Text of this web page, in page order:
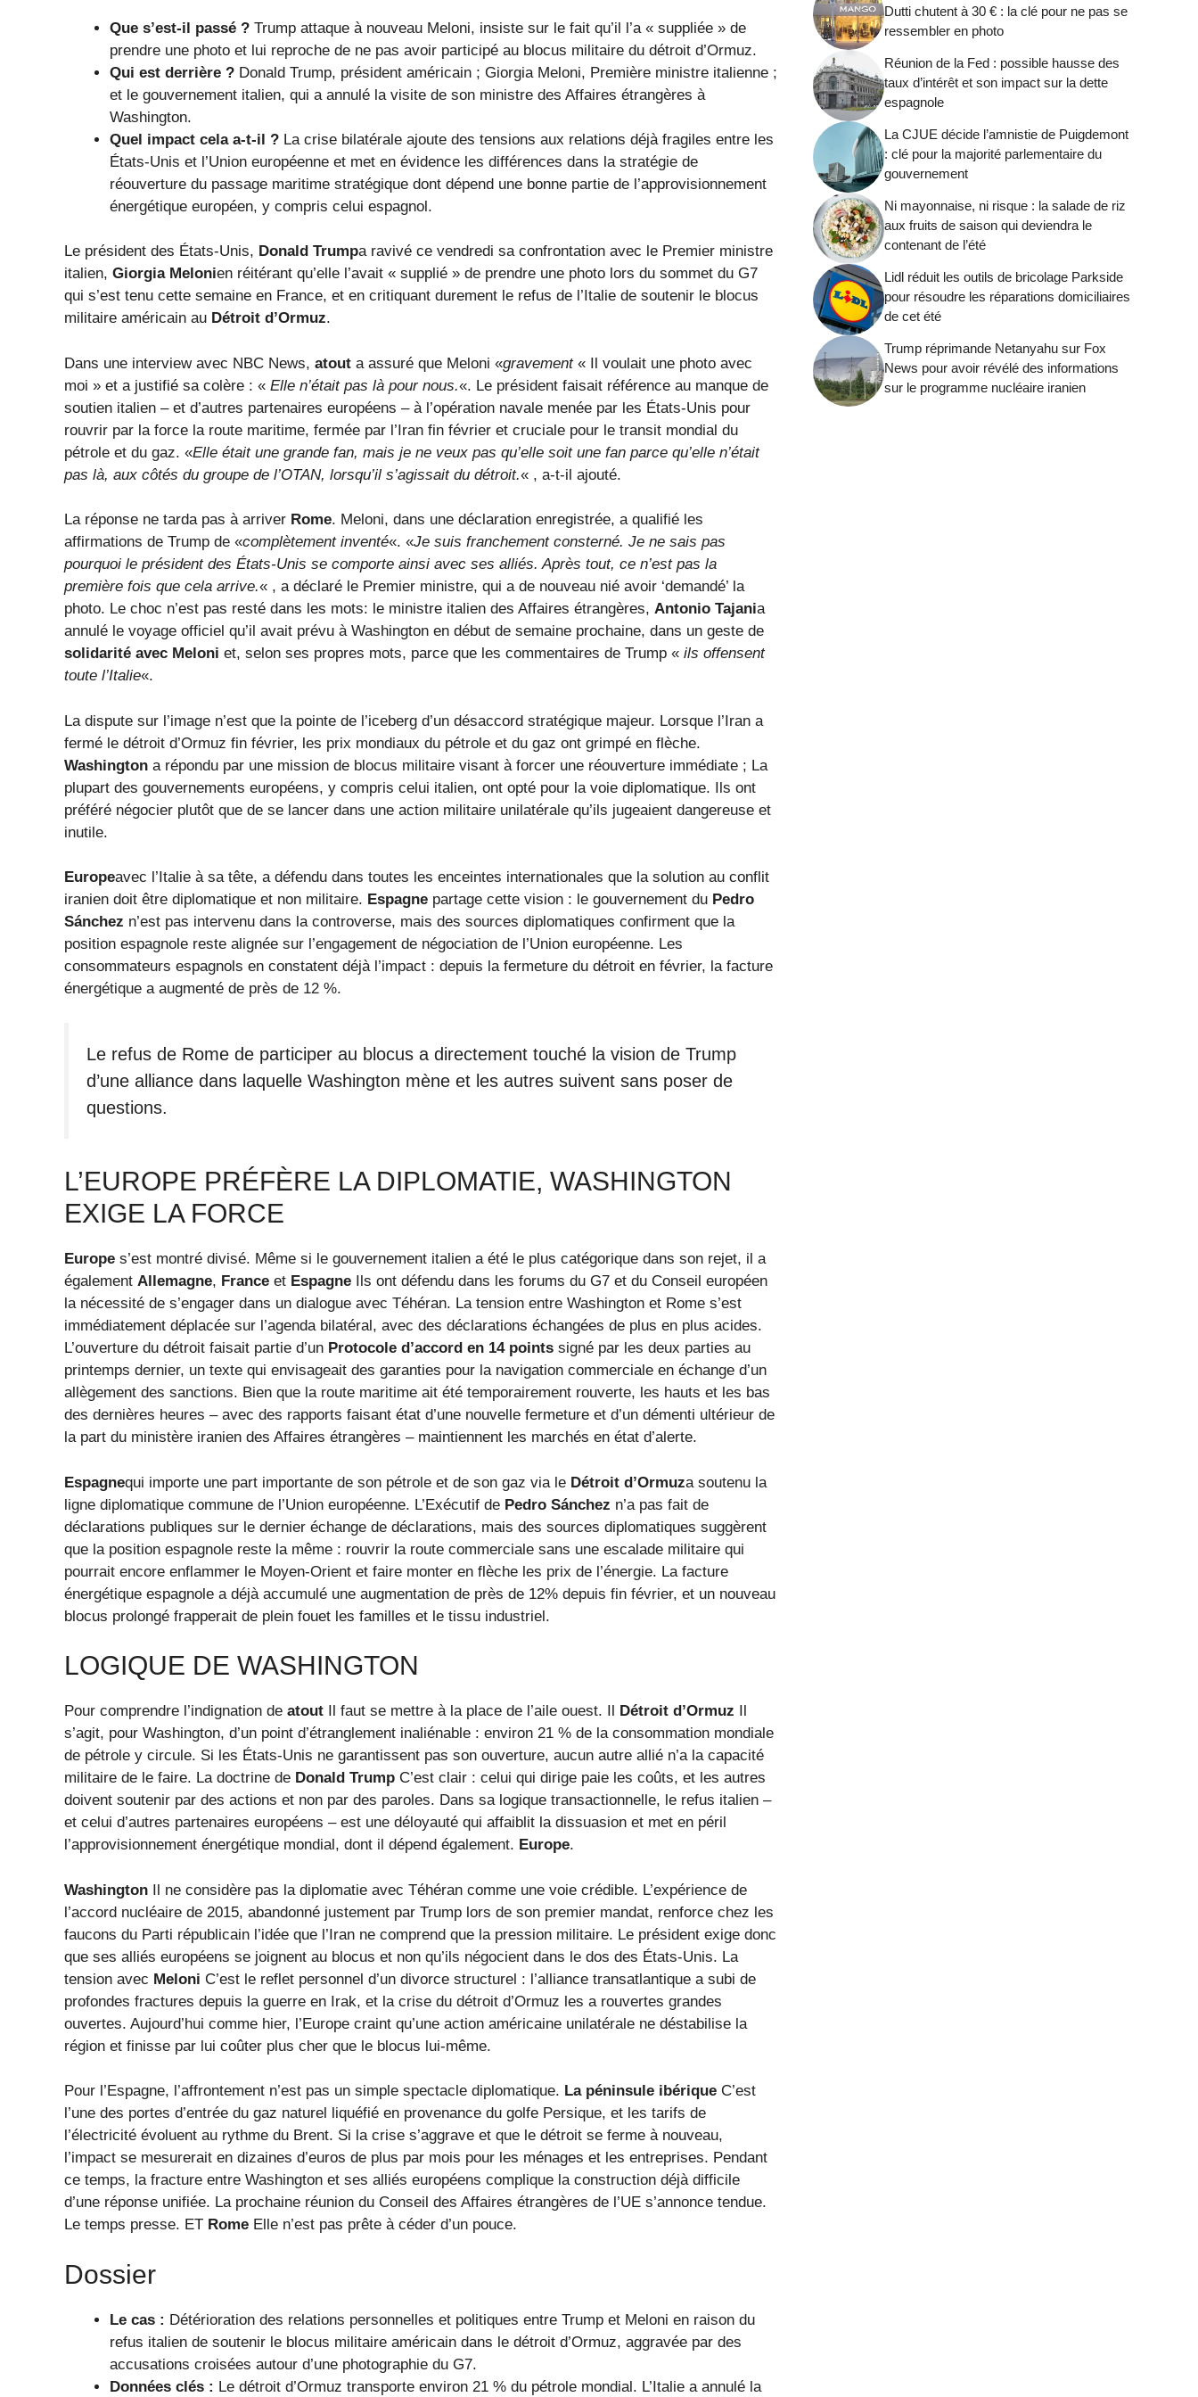
Que s’est-il passé ? Trump attaque à nouveau Meloni, insiste sur le fait qu’il l’a « suppliée » de
prendre une photo et lui reproche de ne pas avoir participé au blocus militaire du détroit d’Ormuz.
Qui est derrière ? Donald Trump, président américain ; Giorgia Meloni, Première ministre italienne ;
et le gouvernement italien, qui a annulé la visite de son ministre des Affaires étrangères à
Washington.
Quel impact cela a-t-il ? La crise bilatérale ajoute des tensions aux relations déjà fragiles entre les
États-Unis et l’Union européenne et met en évidence les différences dans la stratégie de
réouverture du passage maritime stratégique dont dépend une bonne partie de l’approvisionnement
énergétique européen, y compris celui espagnol.
Le président des États-Unis, Donald Trumpa ravivé ce vendredi sa confrontation avec le Premier ministre
italien, Giorgia Melonien réitérant qu’elle l’avait « supplié » de prendre une photo lors du sommet du G7
qui s’est tenu cette semaine en France, et en critiquant durement le refus de l’Italie de soutenir le blocus
militaire américain au Détroit d’Ormuz.
Dans une interview avec NBC News, atout a assuré que Meloni «gravement« Il voulait une photo avec
moi » et a justifié sa colère : « Elle n’était pas là pour nous.«. Le président faisait référence au manque de
soutien italien – et d’autres partenaires européens – à l’opération navale menée par les États-Unis pour
rouvrir par la force la route maritime, fermée par l’Iran fin février et cruciale pour le transit mondial du
pétrole et du gaz. «Elle était une grande fan, mais je ne veux pas qu’elle soit une fan parce qu’elle n’était
pas là, aux côtés du groupe de l’OTAN, lorsqu’il s’agissait du détroit.« , a-t-il ajouté.
La réponse ne tarda pas à arriver Rome. Meloni, dans une déclaration enregistrée, a qualifié les
affirmations de Trump de «complètement inventé«. «Je suis franchement consterné. Je ne sais pas
pourquoi le président des États-Unis se comporte ainsi avec ses alliés. Après tout, ce n’est pas la
première fois que cela arrive.« , a déclaré le Premier ministre, qui a de nouveau nié avoir ‘demandé’ la
photo. Le choc n’est pas resté dans les mots: le ministre italien des Affaires étrangères, Antonio Tajania
annulé le voyage officiel qu’il avait prévu à Washington en début de semaine prochaine, dans un geste de
solidarité avec Meloni et, selon ses propres mots, parce que les commentaires de Trump « ils offensent
toute l’Italie«.
La dispute sur l’image n’est que la pointe de l’iceberg d’un désaccord stratégique majeur. Lorsque l’Iran a
fermé le détroit d’Ormuz fin février, les prix mondiaux du pétrole et du gaz ont grimpé en flèche.
Washington a répondu par une mission de blocus militaire visant à forcer une réouverture immédiate ; La
plupart des gouvernements européens, y compris celui italien, ont opté pour la voie diplomatique. Ils ont
préféré négocier plutôt que de se lancer dans une action militaire unilatérale qu’ils jugeaient dangereuse et
inutile.
Europeavec l’Italie à sa tête, a défendu dans toutes les enceintes internationales que la solution au conflit
iranien doit être diplomatique et non militaire. Espagne partage cette vision : le gouvernement du Pedro
Sánchez n’est pas intervenu dans la controverse, mais des sources diplomatiques confirment que la
position espagnole reste alignée sur l’engagement de négociation de l’Union européenne. Les
consommateurs espagnols en constatent déjà l’impact : depuis la fermeture du détroit en février, la facture
énergétique a augmenté de près de 12 %.
Le refus de Rome de participer au blocus a directement touché la vision de Trump
d’une alliance dans laquelle Washington mène et les autres suivent sans poser de
questions.
L’EUROPE PRÉFÈRE LA DIPLOMATIE, WASHINGTON
EXIGE LA FORCE
Europe s’est montré divisé. Même si le gouvernement italien a été le plus catégorique dans son rejet, il a
également Allemagne, France et Espagne Ils ont défendu dans les forums du G7 et du Conseil européen
la nécessité de s’engager dans un dialogue avec Téhéran. La tension entre Washington et Rome s’est
immédiatement déplacée sur l’agenda bilatéral, avec des déclarations échangées de plus en plus acides.
L’ouverture du détroit faisait partie d’un Protocole d’accord en 14 points signé par les deux parties au
printemps dernier, un texte qui envisageait des garanties pour la navigation commerciale en échange d’un
allègement des sanctions. Bien que la route maritime ait été temporairement rouverte, les hauts et les bas
des dernières heures – avec des rapports faisant état d’une nouvelle fermeture et d’un démenti ultérieur de
la part du ministère iranien des Affaires étrangères – maintiennent les marchés en état d’alerte.
Espagnequi importe une part importante de son pétrole et de son gaz via le Détroit d’Ormuza soutenu la
ligne diplomatique commune de l’Union européenne. L’Exécutif de Pedro Sánchez n’a pas fait de
déclarations publiques sur le dernier échange de déclarations, mais des sources diplomatiques suggèrent
que la position espagnole reste la même : rouvrir la route commerciale sans une escalade militaire qui
pourrait encore enflammer le Moyen-Orient et faire monter en flèche les prix de l’énergie. La facture
énergétique espagnole a déjà accumulé une augmentation de près de 12% depuis fin février, et un nouveau
blocus prolongé frapperait de plein fouet les familles et le tissu industriel.
LOGIQUE DE WASHINGTON
Pour comprendre l’indignation de atout Il faut se mettre à la place de l’aile ouest. Il Détroit d’Ormuz
s’agit, pour Washington, d’un point d’étranglement inaliénable : environ 21 % de la consommation mondiale
de pétrole y circule. Si les États-Unis ne garantissent pas son ouverture, aucun autre allié n’a la capacité
militaire de le faire. La doctrine de Donald Trump C’est clair : celui qui dirige paie les coûts, et les autres
doivent soutenir par des actions et non par des paroles. Dans sa logique transactionnelle, le refus italien –
et celui d’autres partenaires européens – est une déloyauté qui affaiblit la dissuasion et met en péril
l’approvisionnement énergétique mondial, dont il dépend également. Europe.
Washington Il ne considère pas la diplomatie avec Téhéran comme une voie crédible. L’expérience de
l’accord nucléaire de 2015, abandonné justement par Trump lors de son premier mandat, renforce chez les
faucons du Parti républicain l’idée que l’Iran ne comprend que la pression militaire. Le président exige donc
que ses alliés européens se joignent au blocus et non qu’ils négocient dans le dos des États-Unis. La
tension avec Meloni C’est le reflet personnel d’un divorce structurel : l’alliance transatlantique a subi de
profondes fractures depuis la guerre en Irak, et la crise du détroit d’Ormuz les a rouvertes grandes
ouvertes. Aujourd’hui comme hier, l’Europe craint qu’une action américaine unilatérale ne déstabilise la
région et finisse par lui coûter plus cher que le blocus lui-même.
Pour l’Espagne, l’affrontement n’est pas un simple spectacle diplomatique. La péninsule ibérique C’est
l’une des portes d’entrée du gaz naturel liquéfié en provenance du golfe Persique, et les tarifs de
l’électricité évoluent au rythme du Brent. Si la crise s’aggrave et que le détroit se ferme à nouveau,
l’impact se mesurerait en dizaines d’euros de plus par mois pour les ménages et les entreprises. Pendant
ce temps, la fracture entre Washington et ses alliés européens complique la construction déjà difficile
d’une réponse unifiée. La prochaine réunion du Conseil des Affaires étrangères de l’UE s’annonce tendue.
Le temps presse. ET Rome Elle n’est pas prête à céder d’un pouce.
Dossier
Le cas : Détérioration des relations personnelles et politiques entre Trump et Meloni en raison du
refus italien de soutenir le blocus militaire américain dans le détroit d’Ormuz, aggravée par des
accusations croisées autour d’une photographie du G7.
Données clés : Le détroit d’Ormuz transporte environ 21 % du pétrole mondial. L’Italie a annulé la
Dutti chutent à 30 € : la clé pour ne pas se
ressembler en photo
Réunion de la Fed : possible hausse des
taux d’intérêt et son impact sur la dette
espagnole
La CJUE décide l’amnistie de Puigdemont
: clé pour la majorité parlementaire du
gouvernement
Ni mayonnaise, ni risque : la salade de riz
aux fruits de saison qui deviendra le
contenant de l’été
Lidl réduit les outils de bricolage Parkside
pour résoudre les réparations domiciliaires
de cet été
Trump réprimande Netanyahu sur Fox
News pour avoir révélé des informations
sur le programme nucléaire iranien